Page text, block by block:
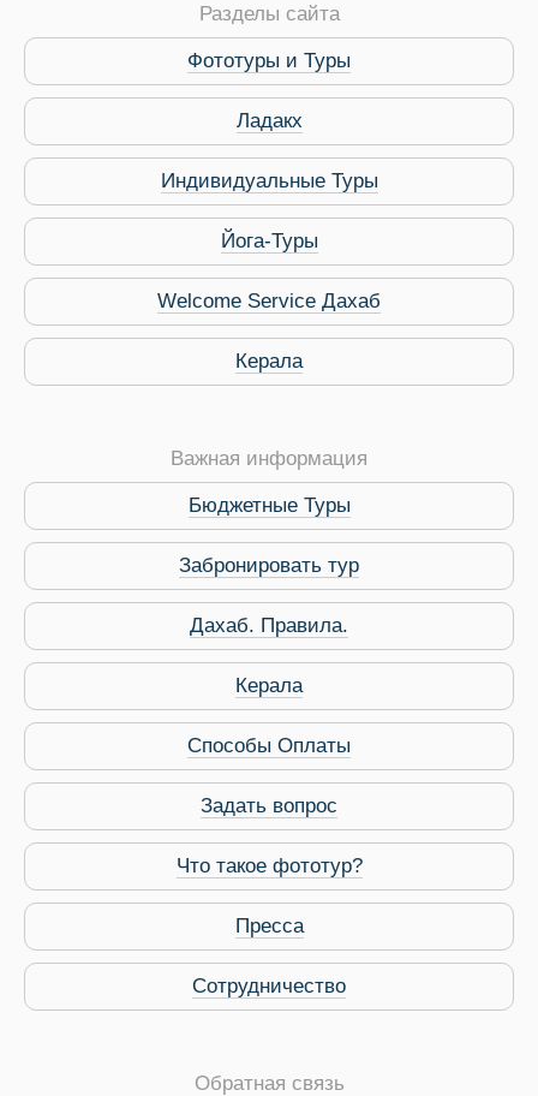
Разделы сайта
Фототуры и Туры
Ладакх
Индивидуальные Туры
Йога-Туры
Welcome Service Дахаб
Керала
Важная информация
Бюджетные Туры
Забронировать тур
Дахаб. Правила.
Керала
Способы Оплаты
Задать вопрос
Что такое фототур?
Пресса
Сотрудничество
Обратная связь